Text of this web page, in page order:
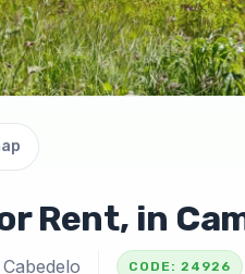
Rent, in
CODE: 24926